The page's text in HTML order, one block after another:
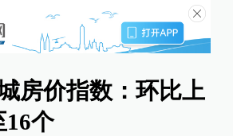
房价指数：环比上
16个